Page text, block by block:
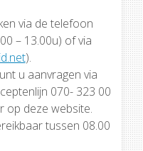
via de telefoon
– 13.00u) of via
).
u aanvragen via
070- 323 00
op deze website.
tussen 08.00